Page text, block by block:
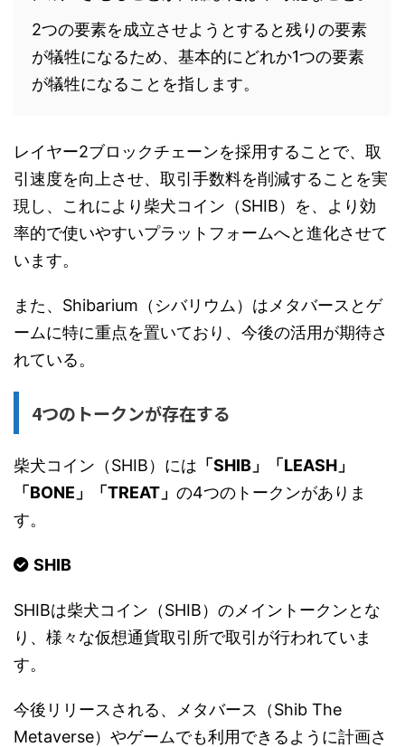
2つの要素を成立させようとすると残りの要素
が犠牲になるため、基本的にどれか1つの要素
が犠牲になることを指します。
レイヤー2ブロックチェーンを採用することで、取
引速度を向上させ、取引手数料を削減することを実
現し、これにより柴犬コイン（SHIB）を、より効
率的で使いやすいプラットフォームへと進化させて
います。
また、Shibarium（シバリウム）はメタバースとゲ
ームに特に重点を置いており、今後の活用が期待さ
れている。
4つのトークンが存在する
柴犬コイン（SHIB）には 「SHIB」「LEASH」
「BONE」「TREAT」 の4つのトークンがありま
す。
SHIB
SHIBは柴犬コイン（SHIB）のメイントークンとな
り、様々な仮想通貨取引所で取引が行われていま
す。
今後リリースされる、メタバース（Shib The
Metaverse）やゲームでも利用できるように計画さ